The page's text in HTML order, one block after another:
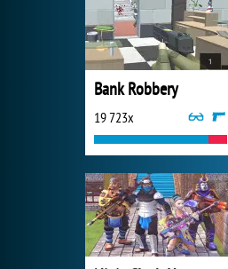
Bank Robbery
19 723x